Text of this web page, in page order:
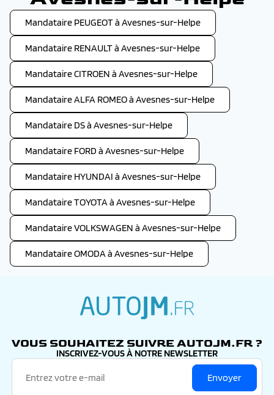
Mandataire PEUGEOT à Avesnes-sur-Helpe
Mandataire RENAULT à Avesnes-sur-Helpe
Mandataire CITROEN à Avesnes-sur-Helpe
Mandataire ALFA ROMEO à Avesnes-sur-Helpe
Mandataire DS à Avesnes-sur-Helpe
Mandataire FORD à Avesnes-sur-Helpe
Mandataire HYUNDAI à Avesnes-sur-Helpe
Mandataire TOYOTA à Avesnes-sur-Helpe
Mandataire VOLKSWAGEN à Avesnes-sur-Helpe
Mandataire OMODA à Avesnes-sur-Helpe
VOUS SOUHAITEZ SUIVRE AUTOJM.FR ?
INSCRIVEZ-VOUS À NOTRE NEWSLETTER
Envoyer